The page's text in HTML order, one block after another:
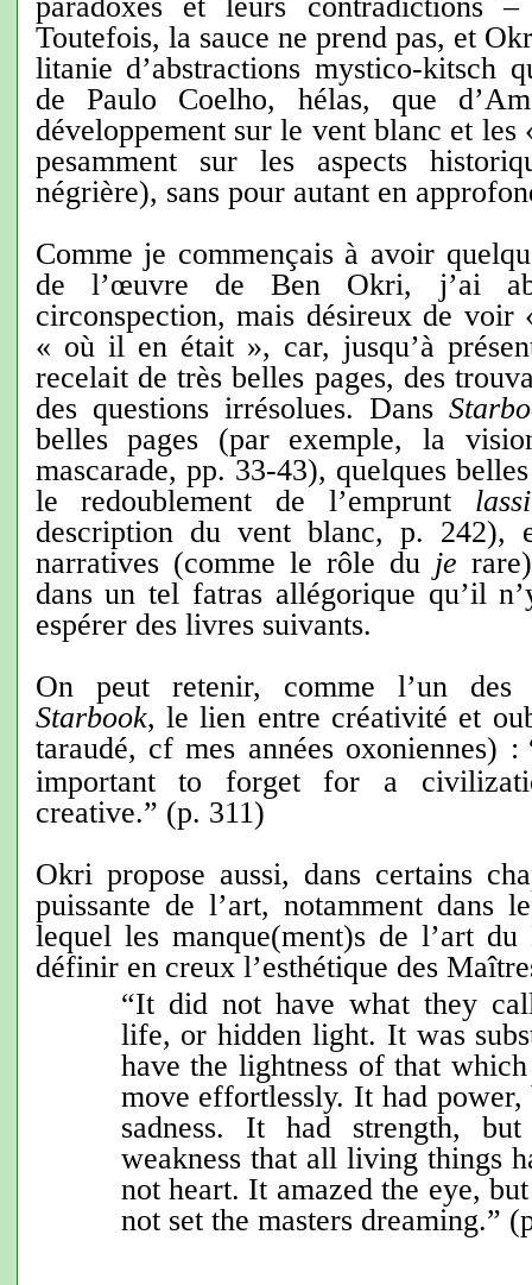
Toutefois, la sauce ne prend pas, et
litanie d’abstractions mystico-kitsch
de Paulo Coelho, hélas, que
développement sur le vent blanc et les
pesamment sur les aspects
négrière), sans pour autant en
Comme je commençais à avoir
de l’œuvre de Ben Okri, j’ai
circonspection, mais désireux de voir
« où il en était », car, jusqu’à
recelait de très belles pages, des
des questions irrésolues. Dans
belles pages (par exemple, la
mascarade, pp. 33-43), quelques
le redoublement de l’emprunt
description du vent blanc, p. 242),
narratives (comme le rôle du je
dans un tel fatras allégorique qu’il
espérer des livres suivants.
On peut retenir, comme l’un des
Starbook, le lien entre créativité et
taraudé, cf mes années oxoniennes) :
important to forget for a
creative.” (p. 311)
Okri propose aussi, dans certains
puissante de l’art, notamment dans
lequel les manque(ment)s de l’art
définir en creux l’esthétique des
“It did not have what they
life, or hidden light. It was
have the lightness of that
move effortlessly. It had
sadness. It had strength,
weakness that all living things
not heart. It amazed the eye,
not set the masters dreaming.”